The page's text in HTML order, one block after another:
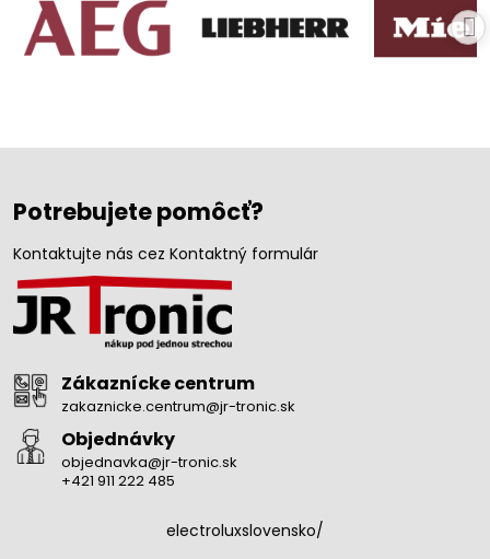
Potrebujete pomôcť?
Kontaktujte nás cez Kontaktný formulár
Zákaznícke centrum
zakaznicke.centrum@jr-tronic.sk
Objednávky
objednavka@jr-tronic.sk
+421 911 222 485
electroluxslovensko/